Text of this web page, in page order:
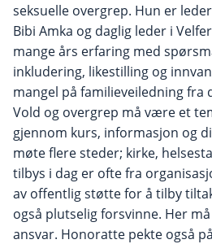
seksuelle overgrep. Hun er
Bibi Amka og daglig leder i
mange års erfaring med
inkludering, likestilling og
mangel på familieveiledning fra
Vold og overgrep må være et
gjennom kurs, informasjon og
møte flere steder; kirke,
tilbys i dag er ofte fra
av offentlig støtte for å tilby
også plutselig forsvinne. Her
ansvar. Honoratte pekte også